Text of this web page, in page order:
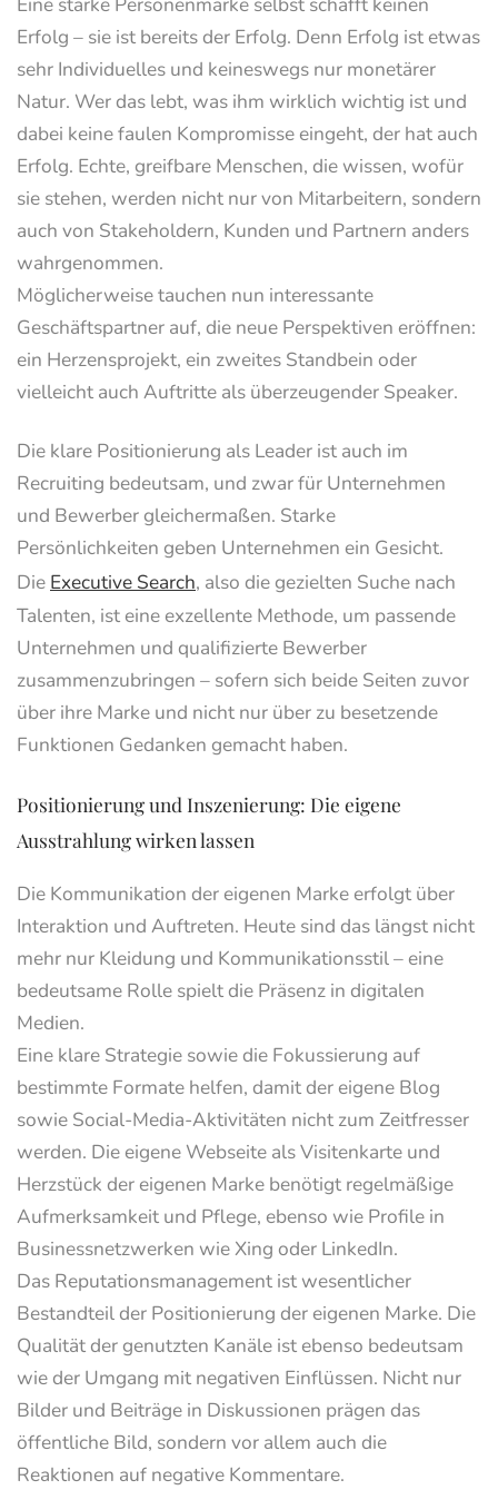
Erfolg – sie ist bereits der Erfolg. Denn Erfolg ist etwas
sehr Individuelles und keineswegs nur monetärer
Natur. Wer das lebt, was ihm wirklich wichtig ist und
dabei keine faulen Kompromisse eingeht, der hat auch
Erfolg. Echte, greifbare Menschen, die wissen, wofür
sie stehen, werden nicht nur von Mitarbeitern, sondern
auch von Stakeholdern, Kunden und Partnern anders
wahrgenommen.
Möglicherweise tauchen nun interessante
Geschäftspartner auf, die neue Perspektiven eröffnen:
ein Herzensprojekt, ein zweites Standbein oder
vielleicht auch Auftritte als überzeugender Speaker.
Die klare Positionierung als Leader ist auch im
Recruiting bedeutsam, und zwar für Unternehmen
und Bewerber gleichermaßen. Starke
Persönlichkeiten geben Unternehmen ein Gesicht.
Die Executive Search, also die gezielten Suche nach
Talenten, ist eine exzellente Methode, um passende
Unternehmen und qualifizierte Bewerber
zusammenzubringen – sofern sich beide Seiten zuvor
über ihre Marke und nicht nur über zu besetzende
Funktionen Gedanken gemacht haben.
Positionierung und Inszenierung: Die eigene
Ausstrahlung wirken lassen
Die Kommunikation der eigenen Marke erfolgt über
Interaktion und Auftreten. Heute sind das längst nicht
mehr nur Kleidung und Kommunikationsstil – eine
bedeutsame Rolle spielt die Präsenz in digitalen
Medien.
Eine klare Strategie sowie die Fokussierung auf
bestimmte Formate helfen, damit der eigene Blog
sowie Social-Media-Aktivitäten nicht zum Zeitfresser
werden. Die eigene Webseite als Visitenkarte und
Herzstück der eigenen Marke benötigt regelmäßige
Aufmerksamkeit und Pflege, ebenso wie Profile in
Businessnetzwerken wie Xing oder LinkedIn.
Das Reputationsmanagement ist wesentlicher
Bestandteil der Positionierung der eigenen Marke. Die
Qualität der genutzten Kanäle ist ebenso bedeutsam
wie der Umgang mit negativen Einflüssen. Nicht nur
Bilder und Beiträge in Diskussionen prägen das
öffentliche Bild, sondern vor allem auch die
Reaktionen auf negative Kommentare.